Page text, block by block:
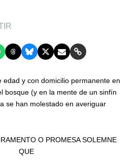
edad y con domicilio permanente en
bosque (y en la mente de un sinfín
se han molestado en averiguar
O PROMESA SOLEMNE
QUE